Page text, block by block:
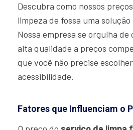
Descubra como nossos
limpeza de fossa uma
Nossa empresa se orgulha
alta qualidade a preços
que você não precise
acessibilidade.
Fatores que Influenciam o